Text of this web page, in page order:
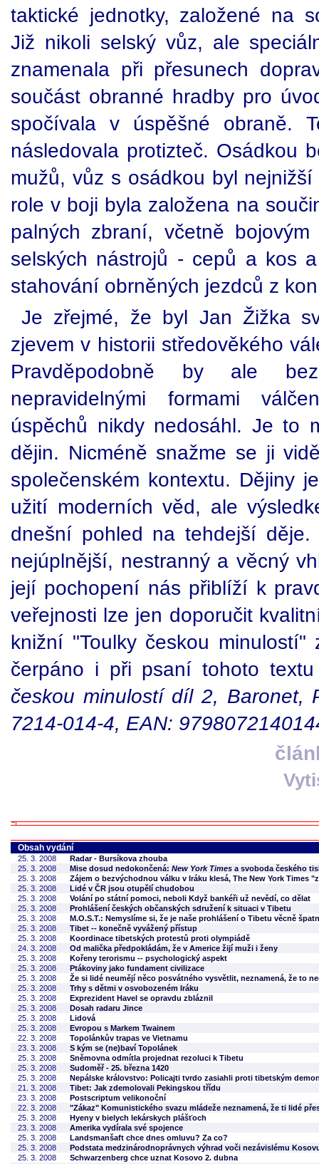
taktické jednotky, založené na
Již nikoli selský vůz, ale
znamenala při přesunech
součást obranné hradby pro
spočívala v úspěšné obraně.
následovala protizteč. Osádkou
mužů, vůz s osádkou byl
role v boji byla založena na
palných zbraní, včetně bojovým
selských nástrojů - cepů a kos
stahování obrněných jezdců z
Je zřejmé, že byl Jan Žižka
zjevem v historii středověkého
Pravděpodobně by ale
nepravidelnými formami
úspěchů nikdy nedosáhl. Je to
dějin. Nicméně snažme se ji
společenském kontextu. Dějiny
užití moderních věd, ale
dnešní pohled na tehdejší
nejúplnější, nestranný a věcný
její pochopení nás přiblíží k
veřejnosti lze jen doporučit
knižní "Toulky českou
čerpáno i při psaní tohoto
českou minulostí díl 2, Baronet,
7214-014-4, EAN:
Obsah vydání
25. 3. 2008
Radar - Bursíkova zhouba
25. 3. 2008
Mise dosud nedokončená: New York Times a svoboda českého
25. 3. 2008
Zájem o bezvýchodnou válku v Iráku klesá, The New York Times
25. 3. 2008
Lidé v ČR jsou otupělí chudobou
25. 3. 2008
Volání po státní pomoci, neboli Když bankéři už nevědí, co dělat
25. 3. 2008
Prohlášení českých občanských sdružení k situaci v Tibetu
25. 3. 2008
M.O.S.T.: Nemyslíme si, že je naše prohlášení o Tibetu věcně
25. 3. 2008
Tibet -- konečně vyvážený přístup
25. 3. 2008
Koordinace tibetských protestů proti olympiádě
24. 3. 2008
Od malička předpokládám, že v Americe žijí muži i ženy
25. 3. 2008
Kořeny terorismu -- psychologický aspekt
25. 3. 2008
Ptákoviny jako fundament civilizace
25. 3. 2008
Že si lidé neumějí něco posvátného vysvětlit, neznamená, že to
25. 3. 2008
Trhy s dětmi v osvobozeném Iráku
25. 3. 2008
Exprezident Havel se opravdu zbláznil
25. 3. 2008
Dosah radaru Jince
25. 3. 2008
Lidová
25. 3. 2008
Evropou s Markem Twainem
22. 3. 2008
Topolánkův trapas ve Vietnamu
23. 3. 2008
S kým se (ne)baví Topolánek
25. 3. 2008
Sněmovna odmítla projednat rezoluci k Tibetu
25. 3. 2008
Sudoměř - 25. března 1420
25. 3. 2008
Nepálske královstvo: Policajti tvrdo zasiahli proti tibetským
21. 3. 2008
Tibet: Jak zdemolovali Pekingskou třídu
23. 3. 2008
Postscriptum velikonoční
22. 3. 2008
"Zákaz" Komunistického svazu mládeže neznamená, že ti lidé
25. 3. 2008
Hyeny v bielych lekárskych plášťoch
23. 3. 2008
Amerika vydírala své spojence
25. 3. 2008
Landsmanšaft chce dnes omluvu? Za co?
25. 3. 2008
Podstata medzinárodnoprávnych výhrad voči nezávislému
25. 3. 2008
Schwarzenberg chce uznat Kosovo 2. dubna